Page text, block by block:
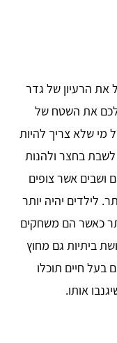
את הרעיון של גדר
לכם את השטח של
מי שלא צריך להיות
בחצר ולהנות
ושבים אשר צופים
לילדים יהיה יותר
כאשר הם משחקים
ביתיות גם מחוץ
בעל חיים תוכלו
אותו.